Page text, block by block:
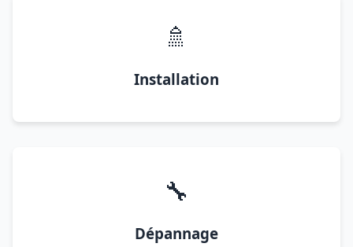
🚿
Installation
🔧
Dépannage